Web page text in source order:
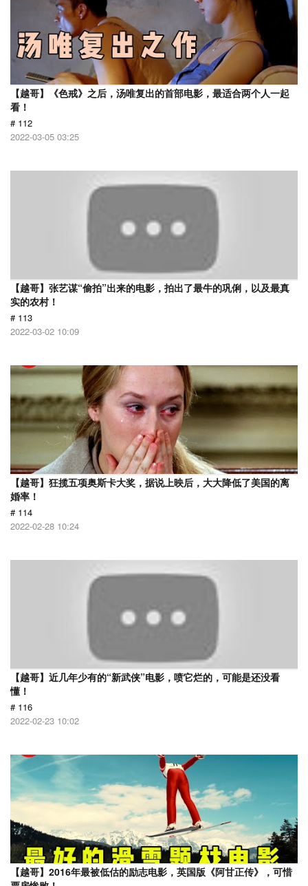
【越哥】《色戒》之后，汤唯复出的首部电影，最适合两个人一起
看！
# 112
2022-03-05 03:25
【越哥】张艺谋“偷拍”出来的电影，拍出了最牛的巩俐，以及最真
实的农村！
# 113
2022-03-02 10:09
【越哥】狂揽五项奥斯卡大奖，据说上映后，大大降低了美国的离
婚率！
# 114
2022-02-28 10:24
【越哥】近几年少有的“新武侠”电影，喷它烂的，可能是还没看
懂！
# 116
2022-02-23 10:02
【越哥】2016年最被低估的励志电影，英国版《阿甘正传》，可惜